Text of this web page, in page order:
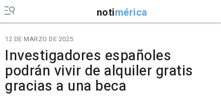
notimérica
12 DE MARZO DE 2025
Investigadores españoles
podrán vivir de alquiler gratis
gracias a una beca